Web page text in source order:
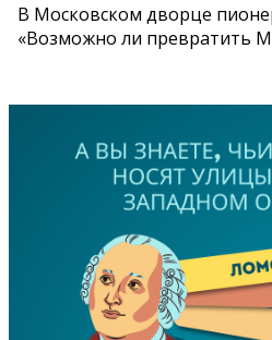
В Московском дворце
«Возможно ли превратить